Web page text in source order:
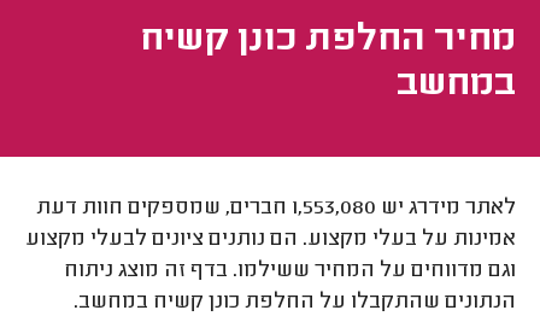
מחיר החלפת כונן קשיח
במחשב
לאתר מידרג יש 1,553,080 חברים, שמספקים חוות דעת
אמינות על בעלי מקצוע. הם נותנים ציונים לבעלי מקצוע
וגם מדווחים על המחיר ששילמו. בדף זה מוצג ניתוח
הנתונים שהתקבלו על החלפת כונן קשיח במחשב.